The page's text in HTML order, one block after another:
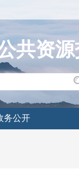
共资
务公开